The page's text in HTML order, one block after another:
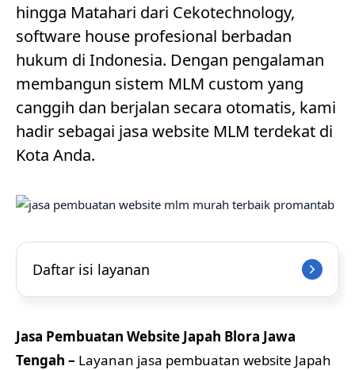
hingga Matahari dari Cekotechnology,
software house profesional berbadan
hukum di Indonesia. Dengan pengalaman
membangun sistem MLM custom yang
canggih dan berjalan secara otomatis, kami
hadir sebagai jasa website MLM terdekat di
Kota Anda.
Daftar isi layanan
Jasa Pembuatan Website Japah Blora Jawa
Tengah – Layanan jasa pembuatan website Japah